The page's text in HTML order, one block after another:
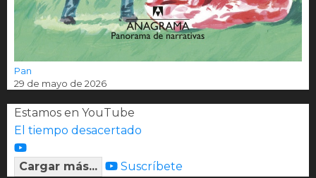
Pan
29 de mayo de 2026
Estamos en YouTube
El tiempo desacertado
Cargar más... Suscríbete